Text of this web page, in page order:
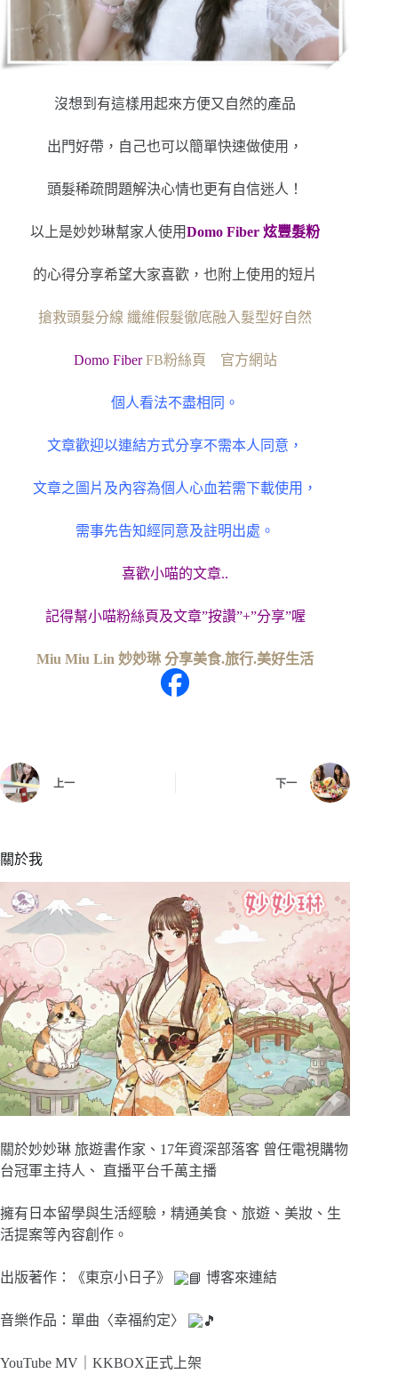
沒想到有這樣用起來方便又自然的產品
出門好帶，自己也可以簡單快速做使用，
頭髮稀疏問題解決心情也更有自信迷人！
以上是妙妙琳幫家人使用Domo Fiber 炫豐髮粉
的心得分享希望大家喜歡，也附上使用的短片
搶救頭髮分線 纖維假髮徹底融入髮型好自然
Domo Fiber FB粉絲頁 官方網站
個人看法不盡相同。
文章歡迎以連結方式分享不需本人同意，
文章之圖片及內容為個人心血若需下載使用，
需事先告知經同意及註明出處。
喜歡小喵的文章..
記得幫小喵粉絲頁及文章”按讚”+”分享”喔
Miu Miu Lin 妙妙琳 分享美食.旅行.美好生活
上一 下一
關於我
關於妙妙琳 旅遊書作家、17年資深部落客 曾任電視購物
台冠軍主持人、 直播平台千萬主播
擁有日本留學與生活經驗，精通美食、旅遊、美妝、生
活提案等內容創作。
出版著作：《東京小日子》 博客來連結
音樂作品：單曲〈幸福約定〉
YouTube MV｜ KKBOX正式上架